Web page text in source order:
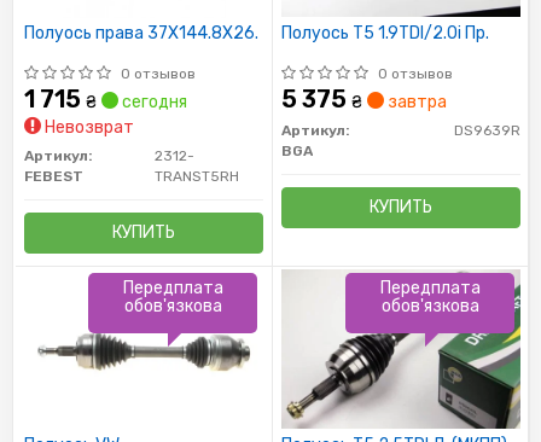
Полуось права 37X144.8X26.
0 отзывов
1 715 ₴
сегодня
Невозврат
Артикул:
2312-
TRANST5RH
FEBEST
КУПИТЬ
Полуось T5 1.9TDI/2.0i Пр.
0 отзывов
5 375 ₴ завтра
Артикул:
DS9639R
BGA
КУПИТЬ
Передплата
обов'язкова
Передплата
обов'язкова